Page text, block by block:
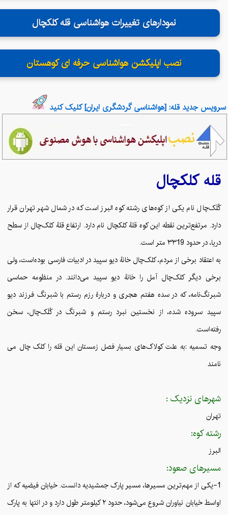
نمودارهای تغییرات هواشناسی قله کلکچال
نصب اپلیکشن هواشناسی حرفه ای کوهستان
سرویس جدید قله: [هواشناسی گردشگری ایران] کلیک کنید
قلهکلکچال
کُلَک‌چال نام یکی از کوه‌های رشته کوه البرز است که در شمال شهر تهران قرار
دارد. مرتفع‌ترین نقطه این کوه قلهٔ کلکچال نام دارد. ارتفاع قلهٔ کلک‌چال از سطح
دریا، در حدود ۳۳19 متر است.
به اعتقاد برخی از مردم، کلک‌چال خانهٔ دیو سپید در ادبیات فارسی بوده‌است، ولی
برخی دیگر کلک‌چال آمل را خانهٔ دیو سپید می‌دانند. در منظومه حماسی
شبرنگ‌نامه، که در سده هفتم هجری و دربارهٔ رزم رستم با شبرنگ فرزند دیو
سپید سروده شده، از نخستین نبرد رستم و شبرنگ در کُلَک‌چال، سخن
رفته‌است.
وجه تسمیه :به علت کولاک‌های بسیار فصل زمستان این قله را کلک چال می
نامند
شهرهای نزدیک :
تهران
رشته کوه:
البرز
مسیرهای صعود:
1-یکی از مهم‌ترین مسیرها، مسیر پارک جمشیدیه دانست. خیابان فیضیه که از
اواسط خیابان نیاوران شروع می‌شود، حدود ۲ کیلومتر طول دارد و در انتها به پارک